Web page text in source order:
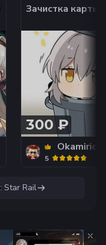
Зачистка
300 ₽
Okamirio
5
Star Rail